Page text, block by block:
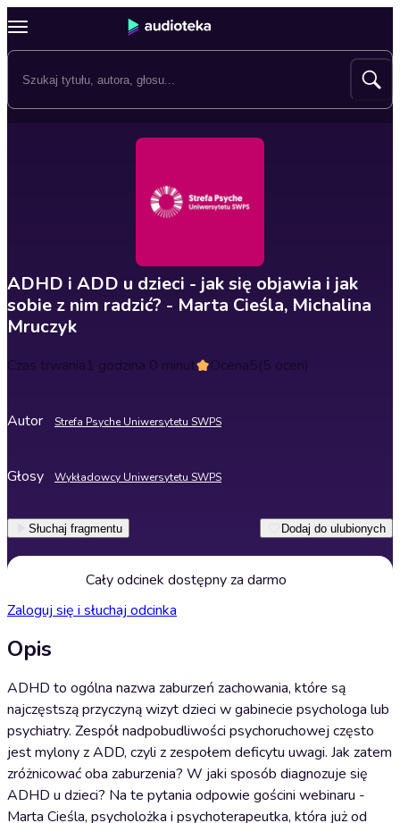
ADHD i ADD u dzieci - jak się objawia i jak
sobie z nim radzić? - Marta Cieśla, Michalina
Mruczyk
Czas trwania1 godzina 0 minut Ocena5(5 ocen)
Autor Strefa Psyche Uniwersytetu SWPS
Głosy Wykładowcy Uniwersytetu SWPS
Słuchaj fragmentu Dodaj do ulubionych
Cały odcinek dostępny za darmo
Zaloguj się i słuchaj odcinka
Opis
ADHD to ogólna nazwa zaburzeń zachowania, które są
najczęstszą przyczyną wizyt dzieci w gabinecie psychologa lub
psychiatry. Zespół nadpobudliwości psychoruchowej często
jest mylony z ADD, czyli z zespołem deficytu uwagi. Jak zatem
zróżnicować oba zaburzenia? W jaki sposób diagnozuje się
ADHD u dzieci? Na te pytania odpowie gościni webinaru -
Marta Cieśla, psycholożka i psychoterapeutka, która już od